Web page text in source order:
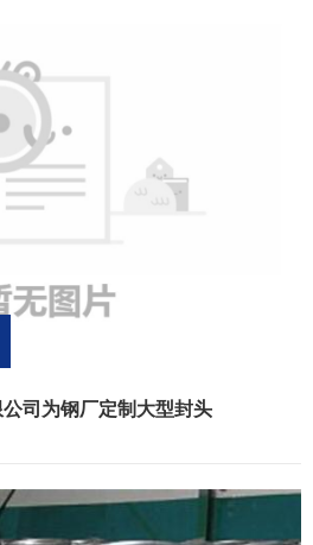
份则被圧缩，这样要有一个平穏的变形过程，
采用“油圧”或“水圧”这样比较慢的加圧方式会
过程大快了，除了板厚适中的小型半球封头还
坯料加热后采用油圧或水圧成型工艺。以其形
。封头是容器的一个部件，根据几何形状的不
工罐、锅炉、管道、五金、废塑料炼油、汽车
车、反应釜、蒸压釜、储罐、制药、食品、冶
司为钢厂定制大型封头